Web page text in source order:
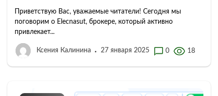
Приветствую Вас, уважаемые читатели! Сегодня мы
поговорим о Elecnasut, брокере, который активно
привлекает...
Ксения Калинина 27 января 2025 0 18